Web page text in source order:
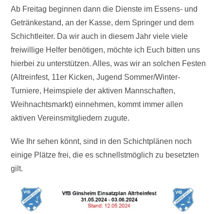
Ab Freitag beginnen dann die Dienste im Essens- und
Getränkestand, an der Kasse, dem Springer und dem
Schichtleiter. Da wir auch in diesem Jahr viele viele
freiwillige Helfer benötigen, möchte ich Euch bitten uns
hierbei zu unterstützen. Alles, was wir an solchen Festen
(Altreinfest, 11er Kicken, Jugend Sommer/Winter-
Turniere, Heimspiele der aktiven Mannschaften,
Weihnachtsmarkt) einnehmen, kommt immer allen
aktiven Vereinsmitgliedern zugute.
Wie Ihr sehen könnt, sind in den Schichtplänen noch
einige Plätze frei, die es schnellstmöglich zu besetzten
gilt.